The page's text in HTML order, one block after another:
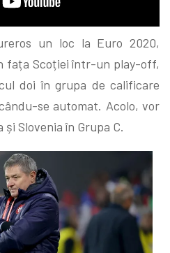
un loc la Euro 2020,
fața Scoției într-un play-off,
doi în grupa de calificare
se automat. Acolo, vor
Slovenia în Grupa C.